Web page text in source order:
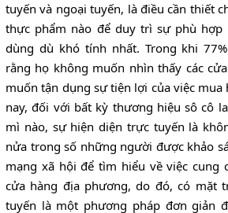
tuyến và ngoại tuyến, là điều cần thiết
thực phẩm nào để duy trì sự phù
dùng dù khó tính nhất. Trong khi
rằng họ không muốn nhìn thấy các
muốn tận dụng sự tiện lợi của việc mua
nay, đối với bất kỳ thương hiệu sô cô
mì nào, sự hiện diện trực tuyến là
nửa trong số những người được khảo
mạng xã hội để tìm hiểu về việc cung
cửa hàng địa phương, do đó, có mặt
tuyến là một phương pháp đơn giản